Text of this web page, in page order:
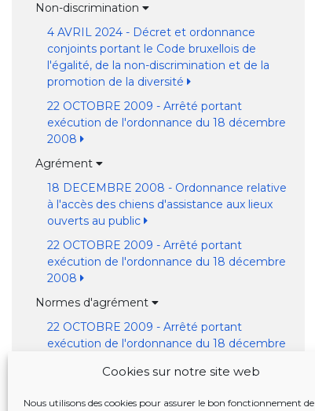
Cookies sur notre site web
Nous utilisons des cookies pour assurer le bon fonctionnement de
Non-discrimination
4 AVRIL 2024 - Décret et ordonnance
conjoints portant le Code bruxellois de
l'égalité, de la non-discrimination et de la
promotion de la diversité
22 OCTOBRE 2009 - Arrêté portant
exécution de l'ordonnance du 18 décembre
2008
Agrément
18 DECEMBRE 2008 - Ordonnance relative
à l'accès des chiens d'assistance aux lieux
ouverts au public
22 OCTOBRE 2009 - Arrêté portant
exécution de l'ordonnance du 18 décembre
2008
Normes d'agrément
22 OCTOBRE 2009 - Arrêté portant
exécution de l'ordonnance du 18 décembre